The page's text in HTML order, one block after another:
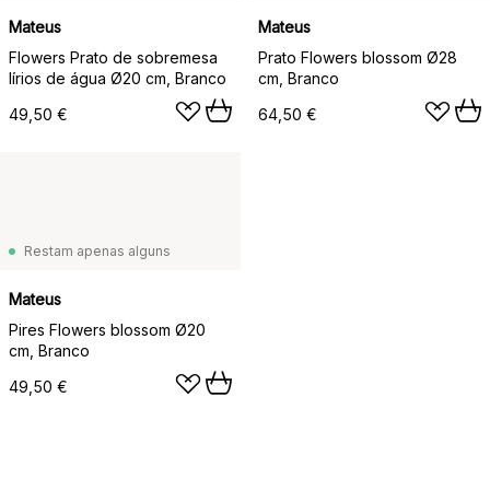
Mateus
Flowers Prato de sobremesa
lírios de água Ø20 cm, Branco
49,50 €
Mateus
Prato Flowers blossom Ø28
cm, Branco
64,50 €
Restam apenas alguns
Mateus
Pires Flowers blossom Ø20
cm, Branco
49,50 €